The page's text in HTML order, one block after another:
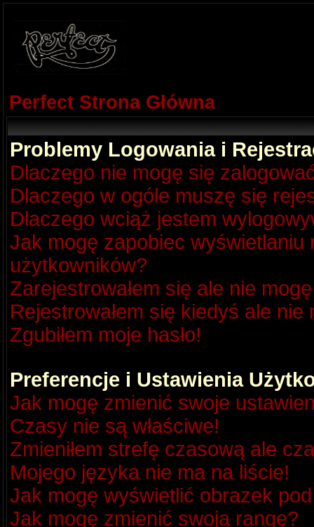
Perfect Strona Główna
Problemy Logowania i
Dlaczego nie mogę się
Dlaczego w ogóle muszę się
Dlaczego wciąż jestem
Jak mogę zapobiec
użytkowników?
Zarejestrowałem się ale nie
Rejestrowałem się kiedyś ale
Zgubiłem moje hasło!
Preferencje i Ustawienia
Jak mogę zmienić swoje
Czasy nie są właściwe!
Zmieniłem strefę czasową ale
Mojego języka nie ma na liście!
Jak mogę wyświetlić obrazek
Jak mogę zmienić swoją rangę?